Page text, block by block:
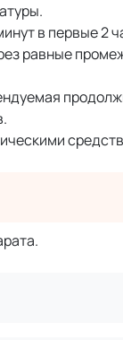
в первые 2
равные